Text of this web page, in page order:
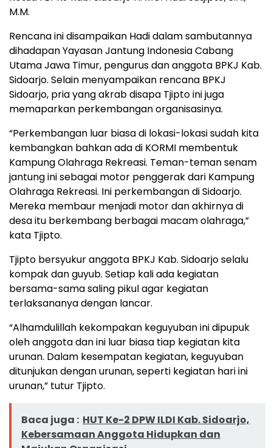
M.M.
Rencana ini disampaikan Hadi dalam sambutannya
dihadapan Yayasan Jantung Indonesia Cabang
Utama Jawa Timur, pengurus dan anggota BPKJ Kab.
Sidoarjo. Selain menyampaikan rencana BPKJ
Sidoarjo, pria yang akrab disapa Tjipto ini juga
memaparkan perkembangan organisasinya.
“Perkembangan luar biasa di lokasi-lokasi sudah kita
kembangkan bahkan ada di KORMI membentuk
Kampung Olahraga Rekreasi. Teman-teman senam
jantung ini sebagai motor penggerak dari Kampung
Olahraga Rekreasi. Ini perkembangan di Sidoarjo.
Mereka membaur menjadi motor dan akhirnya di
desa itu berkembang berbagai macam olahraga,”
kata Tjipto.
Tjipto bersyukur anggota BPKJ Kab. Sidoarjo selalu
kompak dan guyub. Setiap kali ada kegiatan
bersama-sama saling pikul agar kegiatan
terlaksananya dengan lancar.
“Alhamdulillah kekompakan keguyuban ini dipupuk
oleh anggota dan ini luar biasa tiap kegiatan kita
urunan. Dalam kesempatan kegiatan, keguyuban
ditunjukan dengan urunan, seperti kegiatan hari ini
urunan,” tutur Tjipto.
Baca juga : HUT Ke-2 DPW ILDI Kab. Sidoarjo,
Kebersamaan Anggota Hidupkan dan